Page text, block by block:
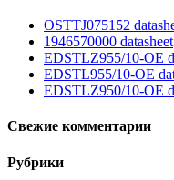
OSTTJ075152
1946570000 datasheet
EDSTLZ955/10-OE
EDSTL955/10-OE
EDSTLZ950/10-OE
Свежие комментарии
Рубрики